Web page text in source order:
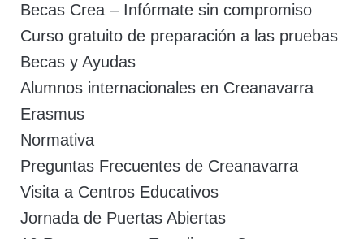
Becas Crea – Infórmate sin compromiso
Curso gratuito de preparación a las pruebas
Becas y Ayudas
Alumnos internacionales en Creanavarra
Erasmus
Normativa
Preguntas Frecuentes de Creanavarra
Visita a Centros Educativos
Jornada de Puertas Abiertas